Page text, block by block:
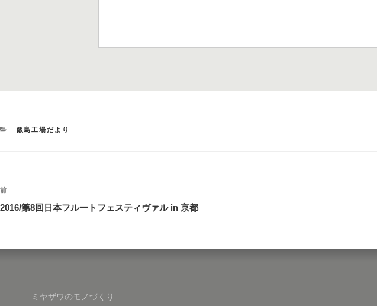
カ
飯島工場だより
投
稿
ゲ
過
去
前
2016/第8回日本フルートフェスティヴァル in 京都
ミヤザワのモノづくり